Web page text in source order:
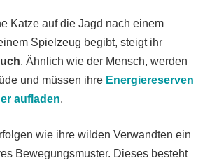
Katze auf die Jagd nach einem
Spielzeug begibt, steigt ihr
. Ähnlich wie der Mensch, werden
und müssen ihre Energiereserven
aufladen.
wie ihre wilden Verwandten ein
Bewegungsmuster. Dieses besteht